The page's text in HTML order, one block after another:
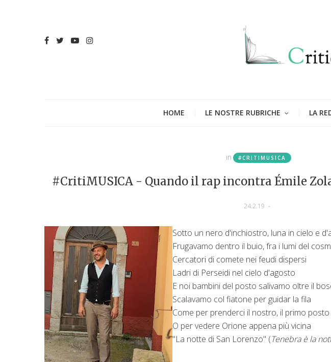
HOME LE NOSTRE RUBRICHE LA
in #CRITIMUSICA
#CritiMUSICA - Quando il rap incontra Émile
24.2.19 -
Sotto un nero d'inchiostro, luna in cielo e
Frugavamo dentro il buio, fra i lumi del
Cercatori di comete nei feudi dispersi
Ladri di Perseidi nel cielo d'agosto
E noi bambini del posto salivamo oltre il
Scalavamo col fiatone per guidar la fila
Come per prenderci il nostro, il primo
O per vedere Orione appena più vicina
"La notte di San Lorenzo" (Tenebra è la